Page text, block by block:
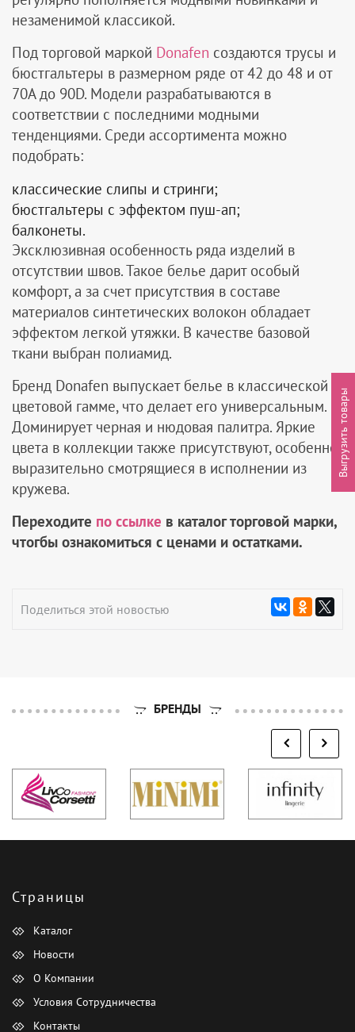
незаменимой классикой.
Под торговой маркой Donafen создаются трусы и
бюстгальтеры в размерном ряде от 42 до 48 и от
70А до 90D. Модели разрабатываются в
соответствии с последними модными
тенденциями. Среди ассортимента можно
подобрать:
классические слипы и стринги;
бюстгальтеры с эффектом пуш-ап;
балконеты.
Эксклюзивная особенность ряда изделий в
отсутствии швов. Такое белье дарит особый
комфорт, а за счет присутствия в составе
материалов синтетических волокон обладает
эффектом легкой утяжки. В качестве базовой
ткани выбран полиамид.
Бренд Donafen выпускает белье в классической
цветовой гамме, что делает его универсальным.
Доминирует черная и нюдовая палитра. Яркие
цвета в коллекции также присутствуют, особенно
выразительно смотрящиеся в исполнении из
кружева.
Переходите по ссылке в каталог торговой марки,
чтогбы ознакомиться с ценами и остатками.
Поделиться этой новостью
БРЕНДЫ
Страницы
Каталог
Новости
О Компании
Условия Сотрудничества
Контакты
Выгрузить товары